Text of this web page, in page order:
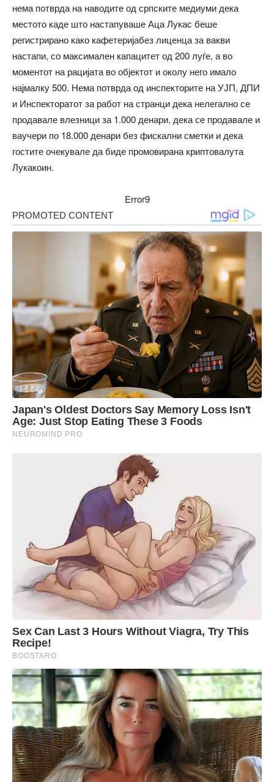
нема потврда на наводите од српските медиуми дека
местото каде што настапуваше Аца Лукас беше
регистрирано како кафетеријабез лиценца за вакви
настапи, со максимален капацитет од 200 луѓе, а во
моментот на рацијата во објектот и околу него имало
најмалку 500. Нема потврда од инспекторите на УЈП, ДПИ
и Инспекторатот за работ на странци дека нелегално се
продавале влезници за 1.000 денари, дека се продавале и
ваучери по 18.000 денари без фискални сметки и дека
гостите очекувале да биде промовирана криптовалута
Лукакоин.
Error9